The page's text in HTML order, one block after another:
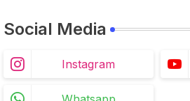
Social Media
Instagram